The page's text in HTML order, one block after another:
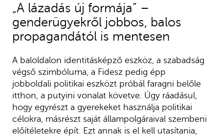
„A lázadás új formája” –
genderügyekről jobbos, balos
propagandától is mentesen
A baloldalon identitásképző eszköz, a szabadság
végső szimbóluma, a Fidesz pedig épp
jobboldali politikai eszközt próbál faragni belőle
itthon, a putyini vonalat követve. Úgy ráadásul,
hogy egyrészt a gyerekeket használja politikai
célokra, másrészt saját állampolgáraival szembeni
előítéletekre épít. Ezt annak is el kell utasítania,